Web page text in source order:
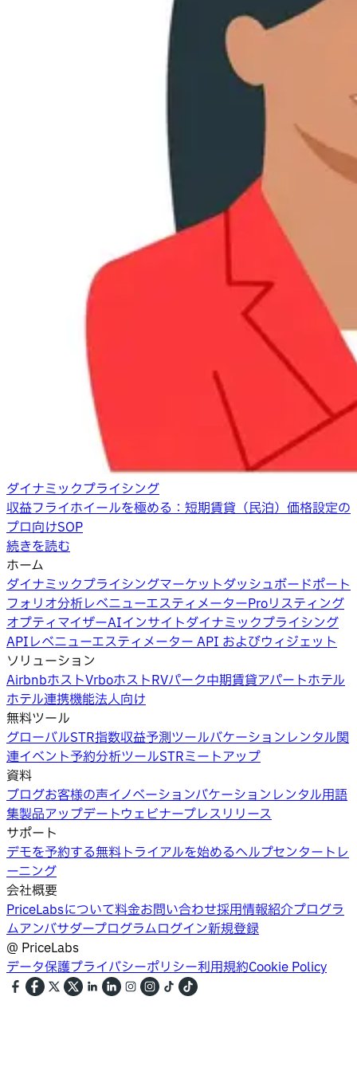
ダイナミックプライシング
収益フライホイールを極める：短期賃貸（民泊）価格設定の
プロ向けSOP
続きを読む
ホーム
ダイナミックプライシングマーケットダッシュボードポート
フォリオ分析レベニューエスティメーターProリスティング
オプティマイザーAIインサイトダイナミックプライシング
APIレベニューエスティメーター API およびウィジェット
ソリューション
AirbnbホストVrboホストRVパーク中期賃貸アパートホテル
ホテル連携機能法人向け
無料ツール
グローバルSTR指数収益予測ツールバケーションレンタル関
連イベント予約分析ツールSTRミートアップ
資料
ブログお客様の声イノベーションバケーションレンタル用語
集製品アップデートウェビナープレスリリース
サポート
デモを予約する無料トライアルを始めるヘルプセンタートレ
ーニング
会社概要
PriceLabsについて料金お問い合わせ採用情報紹介プログラ
ムアンバサダープログラムログイン新規登録
@ PriceLabs
データ保護プライバシーポリシー利用規約Cookie Policy